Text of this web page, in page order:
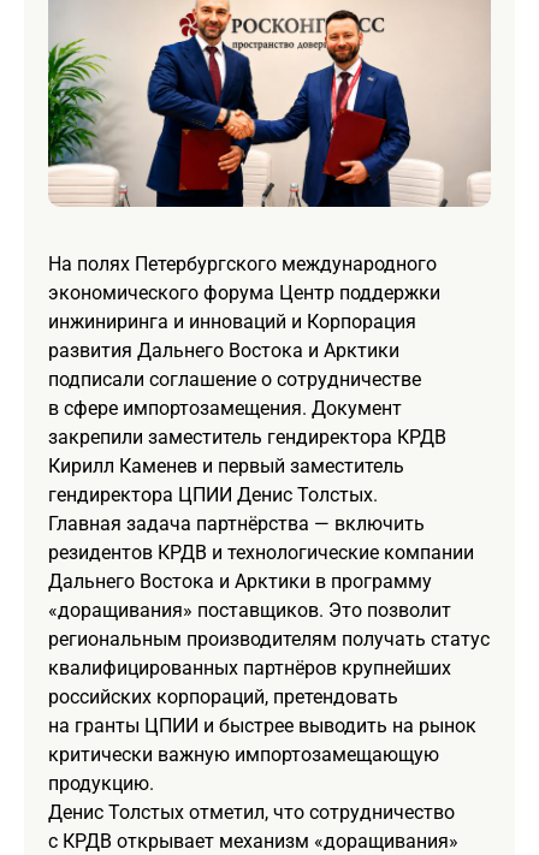
На полях Петербургского международного
экономического форума Центр поддержки
инжиниринга и инноваций и Корпорация
развития Дальнего Востока и Арктики
подписали соглашение о сотрудничестве
в сфере импортозамещения. Документ
закрепили заместитель гендиректора КРДВ
Кирилл Каменев и первый заместитель
гендиректора ЦПИИ Денис Толстых.
Главная задача партнёрства — включить
резидентов КРДВ и технологические компании
Дальнего Востока и Арктики в программу
«доращивания» поставщиков. Это позволит
региональным производителям получать статус
квалифицированных партнёров крупнейших
российских корпораций, претендовать
на гранты ЦПИИ и быстрее выводить на рынок
критически важную импортозамещающую
продукцию.
Денис Толстых отметил, что сотрудничество
с КРДВ открывает механизм «доращивания»